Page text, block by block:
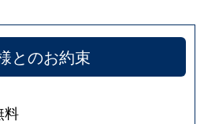
とのお約束
料